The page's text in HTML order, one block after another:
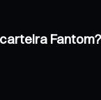
Fantom?